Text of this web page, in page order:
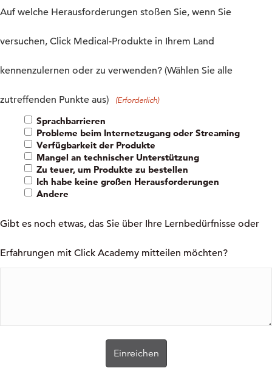
Auf welche Herausforderungen stoßen Sie, wenn Sie
versuchen, Click Medical-Produkte in Ihrem Land
kennenzulernen oder zu verwenden? (Wählen Sie alle
zutreffenden Punkte aus) (Erforderlich)
Sprachbarrieren
Probleme beim Internetzugang oder Streaming
Verfügbarkeit der Produkte
Mangel an technischer Unterstützung
Zu teuer, um Produkte zu bestellen
Ich habe keine großen Herausforderungen
Andere
Gibt es noch etwas, das Sie über Ihre Lernbedürfnisse oder
Erfahrungen mit Click Academy mitteilen möchten?